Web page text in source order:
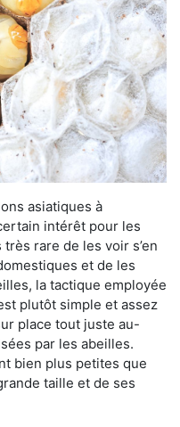
asiatiques à
intérêt pour les
rare de les voir s’en
et de les
la tactique employée
plutôt simple et assez
place tout juste au-
par les abeilles.
bien plus petites que
taille et de ses